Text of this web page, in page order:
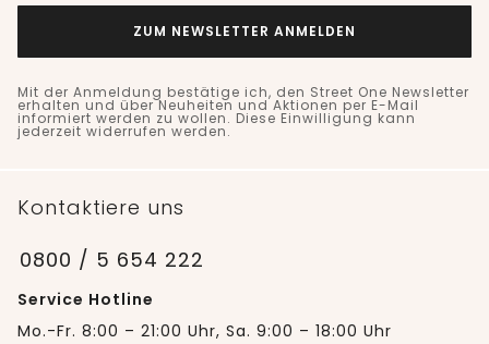
ZUM NEWSLETTER ANMELDEN
Mit der Anmeldung bestätige ich, den Street One Newsletter
erhalten und über Neuheiten und Aktionen per E-Mail
informiert werden zu wollen. Diese Einwilligung kann
jederzeit widerrufen werden.
Kontaktiere uns
0800 / 5 654 222
Service Hotline
Mo.-Fr. 8:00 – 21:00 Uhr, Sa. 9:00 – 18:00 Uhr